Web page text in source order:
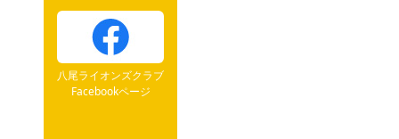
八尾ライオンズクラブ
Facebookページ